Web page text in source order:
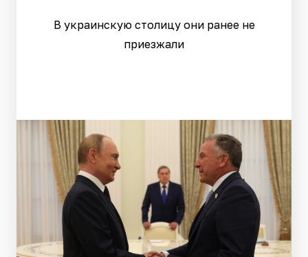
В украинскую столицу они ранее не
приезжали